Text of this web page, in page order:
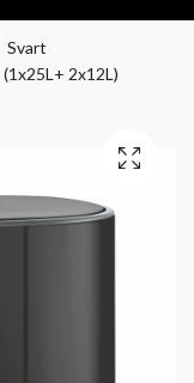
Svart
2x12L)